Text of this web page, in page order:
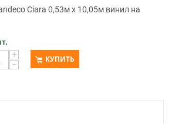
Ciara 0,53м x 10,05м винил на
+
−
КУПИТЬ